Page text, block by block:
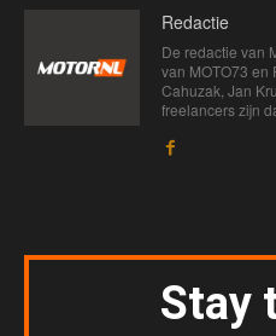
Redactie
De redactie van
van MOTO73 en
Cahuzak, Jan
freelancers zijn
Stay